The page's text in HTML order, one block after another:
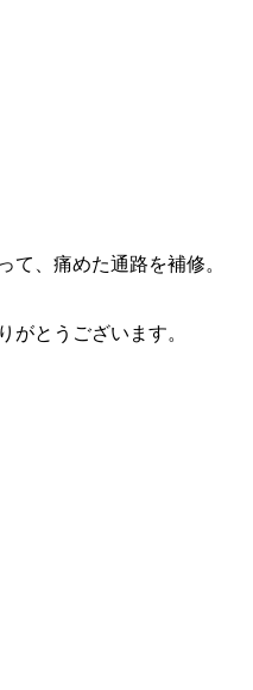
て、痛めた通路を補修。
がとうございます。